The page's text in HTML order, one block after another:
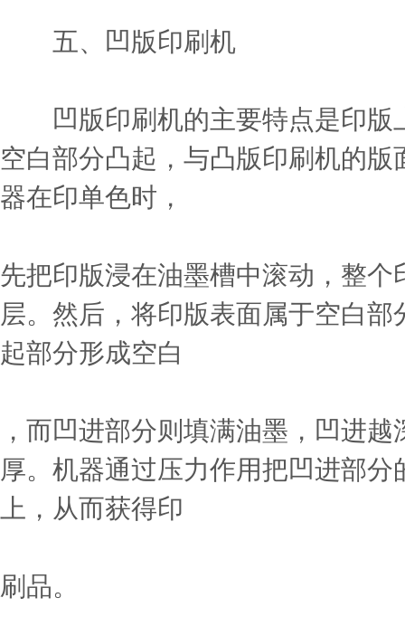
五、凹版印刷机
凹版印刷机的主要特点是印版
空白部分凸起，与凸版印刷机的版
器在印单色时，
先把印版浸在油墨槽中滚动，整个
层。然后，将印版表面属于空白
起部分形成空白
，而凹进部分则填满油墨，凹进
厚。机器通过压力作用把凹进部
上，从而获得印
刷品。